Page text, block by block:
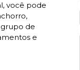
você pode
grupo de
e